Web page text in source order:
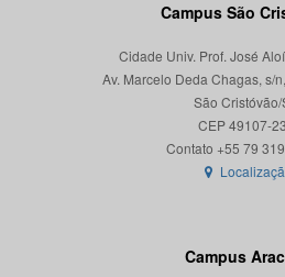
Campus São
Cidade Univ. Prof. José
Av. Marcelo Deda Chagas, s/
São Cristóvão/
CEP 49107-
Campus